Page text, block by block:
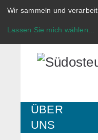
Wir sammeln und
Lassen Sie mich wählen...
ÜBER
UNS